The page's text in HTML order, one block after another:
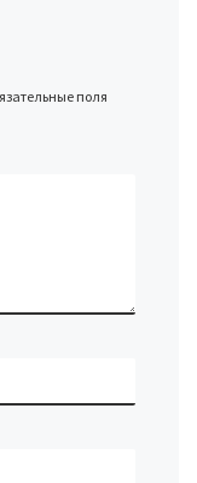
поля